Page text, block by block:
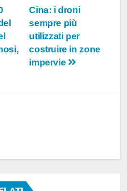
Cina: i droni
sempre più
utilizzati per
costruire in zone
impervie